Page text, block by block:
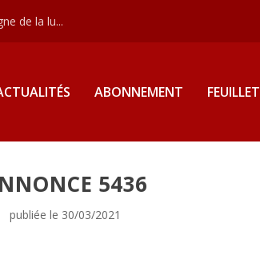
de la lu...
ABONNEMENT
5436
publiée le 30/03/2021